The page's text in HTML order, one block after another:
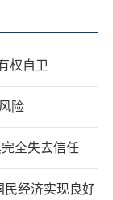
权自卫
险
全失去信任
民经济实现良好